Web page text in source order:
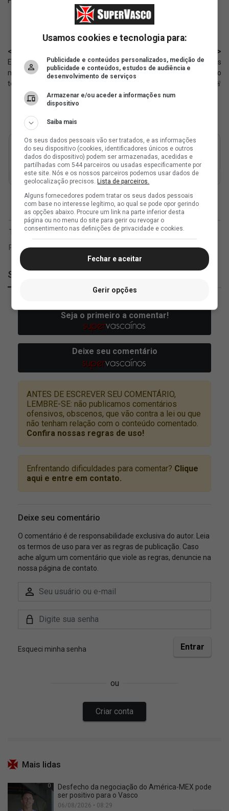
< Anterior
Emerson Rocha fala da 'dívida
moral' do Vasco com o seu
torcedor; vídeo
Próximo >
Jornalista traz informações
importantes sobre o andamento
da venda da SAF 🚨
SuperVasco
Mais lidas
0
Desfecho da negociação do América-MEX pode
ser positivo para o Vasco
06/08/2026 • 08:29
Usamos cookies e tecnologia para:
Publicidade e conteúdos personalizados, medição de
publicidade e conteúdos, estudos de audiência e
desenvolvimento de serviços
Armazenar e/ou aceder a informações num
dispositivo
Saiba mais
Os seus dados pessoais vão ser tratados, e as informações
do seu dispositivo (cookies, identificadores únicos e outros
dados do dispositivo) podem ser armazenadas, acedidas e
partilhadas com 544 parceiros ou usadas especificamente por
este site. Nós e os nossos parceiros podemos usar dados de
geolocalização precisos. Lista de parceiros.
Alguns fornecedores podem tratar os seus dados pessoais
com base no interesse legítimo, ao qual se pode opor gerindo
as opções abaixo. Procure um link na parte inferior desta
página ou no menu do site para gerir ou revogar o
consentimento nas definições de privacidade e cookies.
Fechar e aceitar
Gerir opções